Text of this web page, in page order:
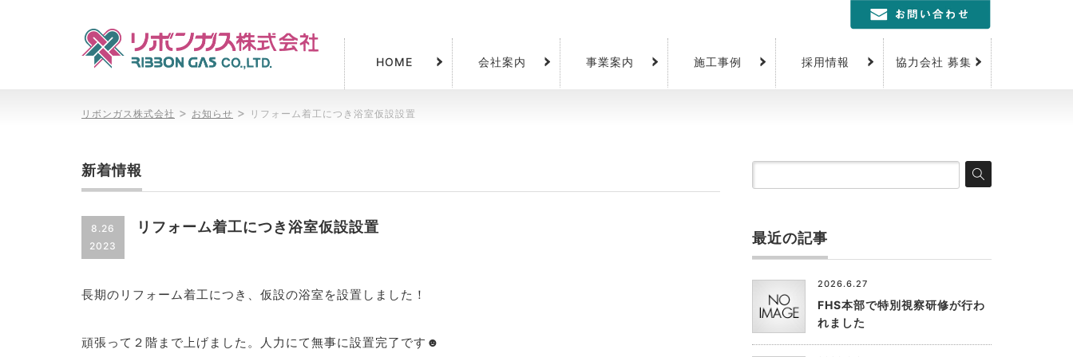
HOME 会社案内 事業案内 施工事例 採用情報 協力会社 募集
リボンガス株式会社 > お知らせ > リフォーム着工につき浴室仮設設置
新着情報
8.26
2023
リフォーム着工につき浴室仮設設置
長期のリフォーム着工につき、仮設の浴室を設置しました！
頑張って２階まで上げました。人力にて無事に設置完了です☻
最近の記事
2026.6.27
FHS本部で特別視察研修が行わ
れました